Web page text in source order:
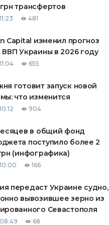
ПО
ПОЛИСЫ
КОМПАНИИ
О СТРАХОВЫХ
трансфертов
481
Capital изменил прогноз
ВВП Украины в 2026 году
655
готовит запуск новой
что изменится
904
в общий фонд
поступило более 2
(инфографика)
166
передаст Украине судно,
вывозившее зерно из
Севастополя
68